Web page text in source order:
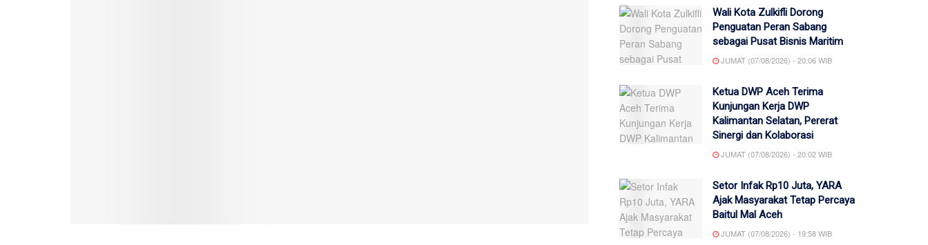
Wali Kota Zulkifli Dorong
Penguatan Peran Sabang
sebagai Pusat Bisnis Maritim
JUMAT (07/08/2026) - 20:06 WIB
Ketua DWP Aceh Terima
Kunjungan Kerja DWP
Kalimantan Selatan, Pererat
Sinergi dan Kolaborasi
JUMAT (07/08/2026) - 20:02 WIB
Setor Infak Rp10 Juta, YARA
Ajak Masyarakat Tetap Percaya
Baitul Mal Aceh
JUMAT (07/08/2026) - 19:58 WIB